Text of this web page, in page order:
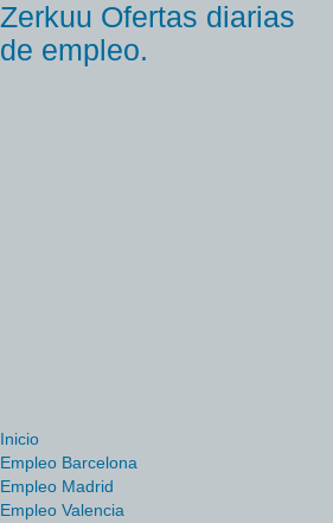
Zerkuu Ofertas diarias
de empleo.
Inicio
Empleo Barcelona
Empleo Madrid
Empleo Valencia